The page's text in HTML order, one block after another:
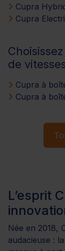
Cupra
Cupra
de
Cupra à
Cupra à
L’esprit
Née en 2018,
audacieuse :